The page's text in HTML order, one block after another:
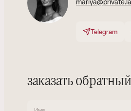
Telegram
заказать